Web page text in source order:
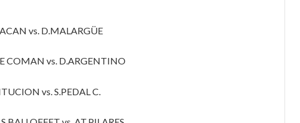
vs. D.MALARGÜE
COMAN vs. D.ARGENTINO
vs. S.PEDAL C.